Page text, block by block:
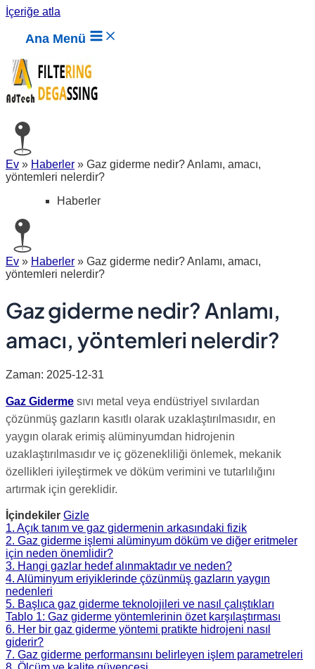
İçeriğe atla
Ana Menü
Ev » Haberler » Gaz giderme nedir? Anlamı, amacı,
yöntemleri nelerdir?
Haberler
Ev » Haberler » Gaz giderme nedir? Anlamı, amacı,
yöntemleri nelerdir?
Gaz giderme nedir? Anlamı,
amacı, yöntemleri nelerdir?
Zaman: 2025-12-31
Gaz Giderme sıvı metal veya endüstriyel sıvılardan
çözünmüş gazların kasıtlı olarak uzaklaştırılmasıdır, en
yaygın olarak erimiş alüminyumdan hidrojenin
uzaklaştırılmasıdır ve iç gözenekliliği önlemek, mekanik
özellikleri iyileştirmek ve döküm verimini ve tutarlılığını
artırmak için gereklidir.
İçindekiler Gizle
1. Açık tanım ve gaz gidermenin arkasındaki fizik
2. Gaz giderme işlemi alüminyum döküm ve diğer eritmeler
için neden önemlidir?
3. Hangi gazlar hedef alınmaktadır ve neden?
4. Alüminyum eriyiklerinde çözünmüş gazların yaygın
nedenleri
5. Başlıca gaz giderme teknolojileri ve nasıl çalıştıkları
Tablo 1: Gaz giderme yöntemlerinin özet karşılaştırması
6. Her bir gaz giderme yöntemi pratikte hidrojeni nasıl
giderir?
7. Gaz giderme performansını belirleyen işlem parametreleri